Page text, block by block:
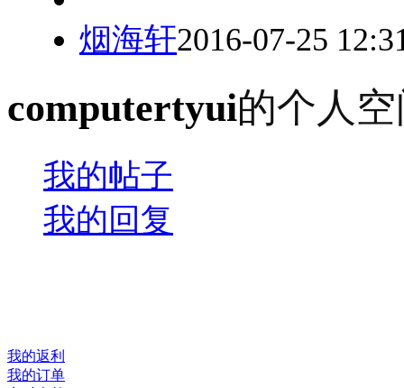
烟海轩2016-07-25
computertyui的个人
我的帖子
我的回复
我的返利
我的订单